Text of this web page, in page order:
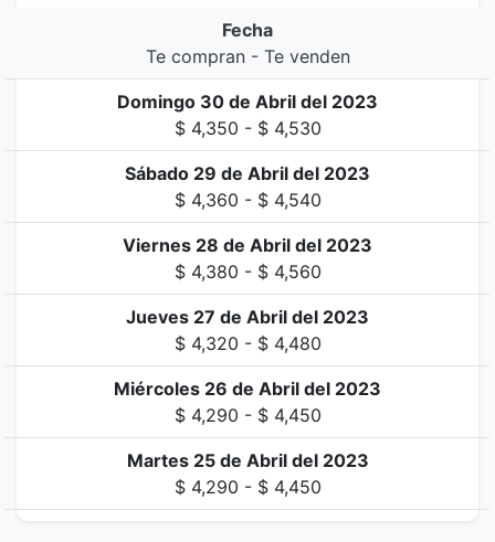
Fecha
Te compran - Te venden
Domingo 30 de Abril del 2023
$ 4,350 - $ 4,530
Sábado 29 de Abril del 2023
$ 4,360 - $ 4,540
Viernes 28 de Abril del 2023
$ 4,380 - $ 4,560
Jueves 27 de Abril del 2023
$ 4,320 - $ 4,480
Miércoles 26 de Abril del 2023
$ 4,290 - $ 4,450
Martes 25 de Abril del 2023
$ 4,290 - $ 4,450